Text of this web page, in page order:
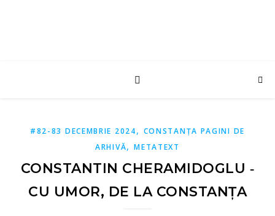
#82-83 DECEMBRIE 2024, CONSTANȚA PAGINI DE
ARHIVĂ,METATEXT
CONSTANTIN CHERAMIDOGLU ‑
CU UMOR, DE LA CONSTANȚA